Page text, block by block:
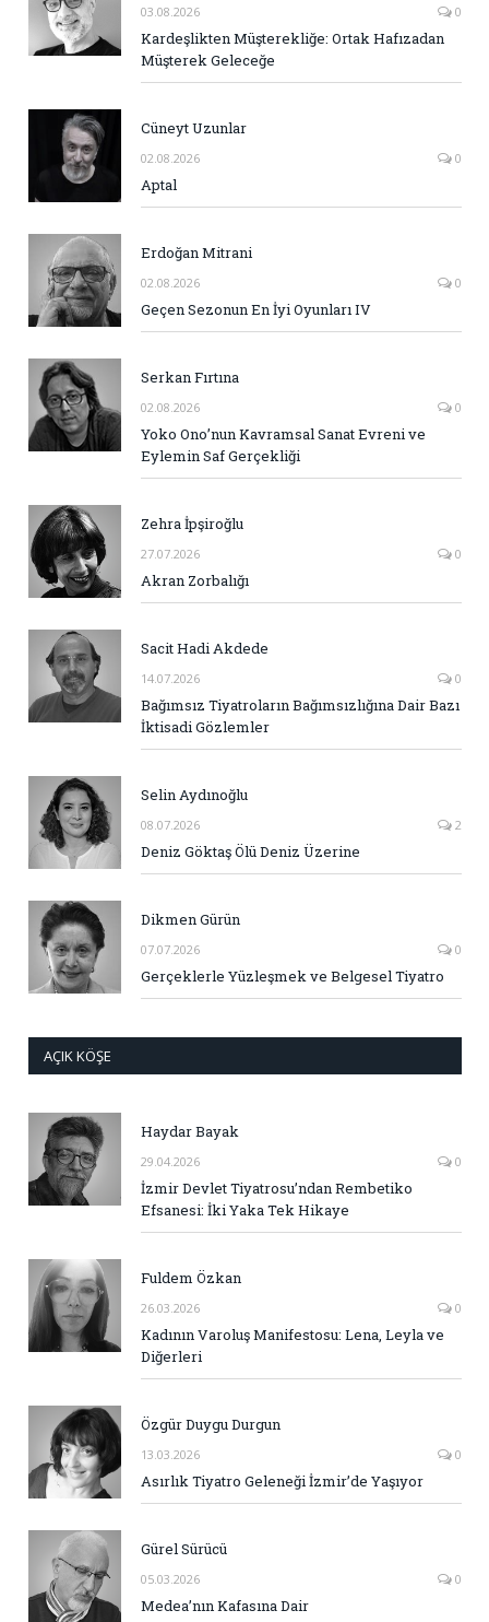
03.08.2026 0
Kardeşlikten Müşterekliğe: Ortak Hafızadan
Müşterek Geleceğe
Cüneyt Uzunlar
02.08.2026 0
Aptal
Erdoğan Mitrani
02.08.2026 0
Geçen Sezonun En İyi Oyunları IV
Serkan Fırtına
02.08.2026 0
Yoko Ono’nun Kavramsal Sanat Evreni ve
Eylemin Saf Gerçekliği
Zehra İpşiroğlu
27.07.2026 0
Akran Zorbalığı
Sacit Hadi Akdede
14.07.2026 0
Bağımsız Tiyatroların Bağımsızlığına Dair Bazı
İktisadi Gözlemler
Selin Aydınoğlu
08.07.2026 2
Deniz Göktaş Ölü Deniz Üzerine
Dikmen Gürün
07.07.2026 0
Gerçeklerle Yüzleşmek ve Belgesel Tiyatro
AÇIK KÖŞE
Haydar Bayak
29.04.2026 0
İzmir Devlet Tiyatrosu’ndan Rembetiko
Efsanesi: İki Yaka Tek Hikaye
Fuldem Özkan
26.03.2026 0
Kadının Varoluş Manifestosu: Lena, Leyla ve
Diğerleri
Özgür Duygu Durgun
13.03.2026 0
Asırlık Tiyatro Geleneği İzmir’de Yaşıyor
Gürel Sürücü
05.03.2026 0
Medea’nın Kafasına Dair